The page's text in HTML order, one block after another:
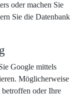
oder machen Sie
Sie die Datenbank
Google mittels
Möglicherweise
oder Ihre